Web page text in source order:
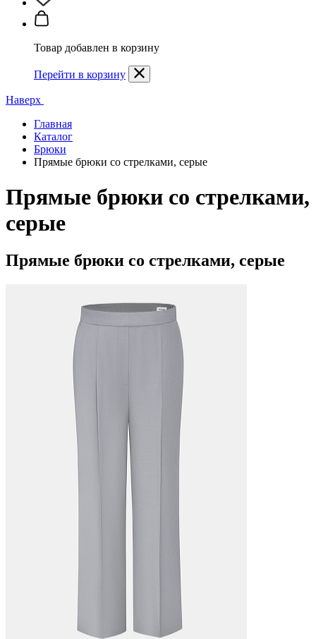
Товар добавлен в корзину
Перейти в корзину
Наверх
Главная
Каталог
Брюки
Прямые брюки со стрелками, серые
Прямые брюки со стрелками,
серые
Прямые брюки со стрелками, серые